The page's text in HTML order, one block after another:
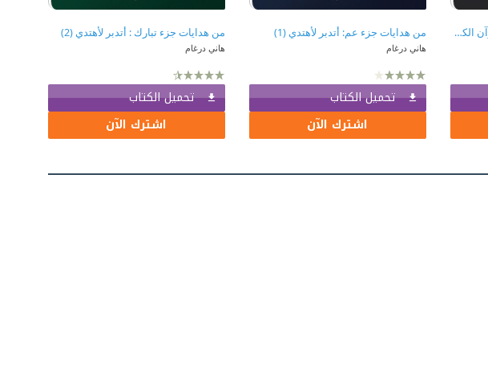
الترابط الموضوعي في سور القرآن الكريم (من سورة الفاتحة إلى سورة التوبة) من هدايات جزء عم: أتدبر لأهتدي (1)
هاني درغام
تحميل الكتاب
اشترك الآن
من هدايات جزء تبارك : أتدبر لأهتدي (2)
هاني درغام
تحميل الكتاب
اشترك الآن